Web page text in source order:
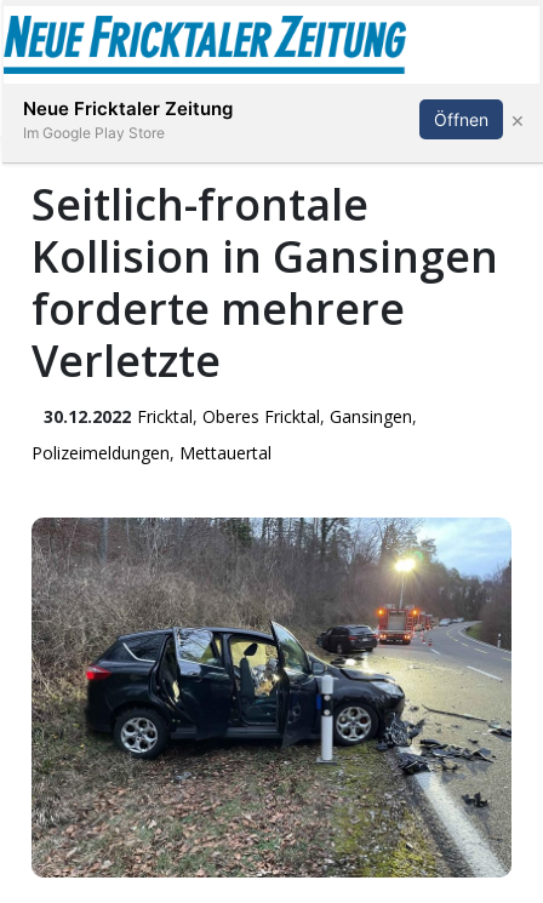
Stellen
Paper
App
Abonnieren Anmelden
Seitlich-frontale
Kollision in Gansingen
forderte mehrere
Verletzte
30.12.2022 Fricktal,Oberes Fricktal,Gansingen,
Polizeimeldungen, Mettauertal
Neue Fricktaler Zeitung
Im Google Play Store
Öffnen ×